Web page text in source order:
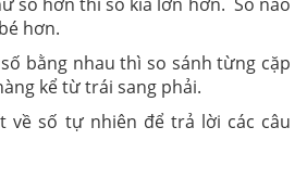
hơn.
bằng nhau thì so sánh từng cặp
kể từ trái sang phải.
về số tự nhiên để trả lời các câu